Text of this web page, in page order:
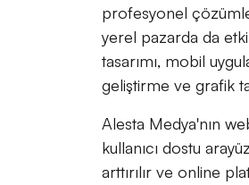
profesyonel
yerel pazarda da
tasarımı, mobil
geliştirme ve grafik
Alesta Medya'nın
kullanıcı dostu
arttırılır ve online